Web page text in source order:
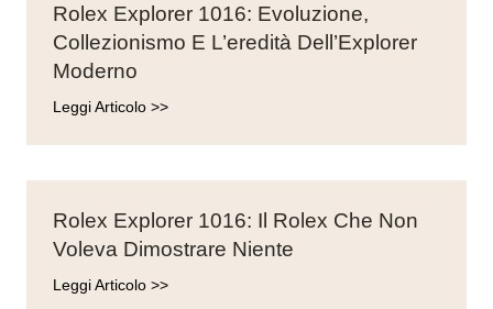
Rolex Explorer 1016: Evoluzione,
Collezionismo E L’eredità Dell’Explorer
Moderno
Leggi Articolo >>
Rolex Explorer 1016: Il Rolex Che Non
Voleva Dimostrare Niente
Leggi Articolo >>